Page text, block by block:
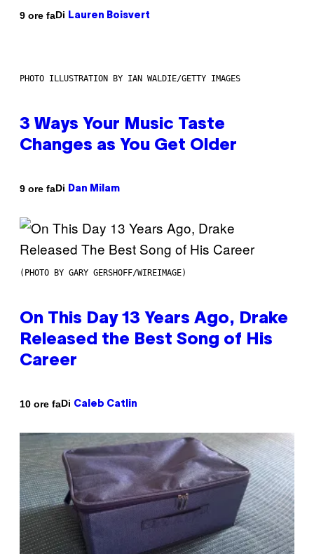
9 ore faDi Lauren Boisvert
PHOTO ILLUSTRATION BY IAN WALDIE/GETTY IMAGES
3 Ways Your Music Taste
Changes as You Get Older
9 ore faDi Dan Milam
(PHOTO BY GARY GERSHOFF/WIREIMAGE)
On This Day 13 Years Ago, Drake
Released the Best Song of His
Career
10 ore faDi Caleb Catlin